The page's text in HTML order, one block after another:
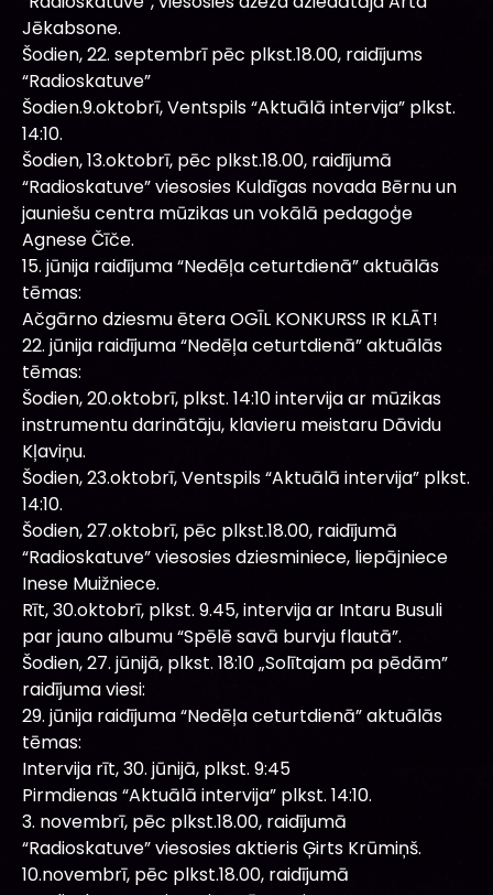
Jēkabsone.
Šodien, 22. septembrī pēc plkst.18.00, raidījums
“Radioskatuve”
Šodien.9.oktobrī, Ventspils “Aktuālā intervija” plkst.
14:10.
Šodien, 13.oktobrī, pēc plkst.18.00, raidījumā
“Radioskatuve” viesosies Kuldīgas novada Bērnu un
jauniešu centra mūzikas un vokālā pedagoģe
Agnese Čīče.
15. jūnija raidījuma “Nedēļa ceturtdienā” aktuālās
tēmas:
Ačgārno dziesmu ētera OGĪL KONKURSS IR KLĀT!
22. jūnija raidījuma “Nedēļa ceturtdienā” aktuālās
tēmas:
Šodien, 20.oktobrī, plkst. 14:10 intervija ar mūzikas
instrumentu darinātāju, klavieru meistaru Dāvidu
Kļaviņu.
Šodien, 23.oktobrī, Ventspils “Aktuālā intervija” plkst.
14:10.
Šodien, 27.oktobrī, pēc plkst.18.00, raidījumā
“Radioskatuve” viesosies dziesminiece, liepājniece
Inese Muižniece.
Rīt, 30.oktobrī, plkst. 9.45, intervija ar Intaru Busuli
par jauno albumu “Spēlē savā burvju flautā”.
Šodien, 27. jūnijā, plkst. 18:10 „Solītajam pa pēdām”
raidījuma viesi:
29. jūnija raidījuma “Nedēļa ceturtdienā” aktuālās
tēmas:
Intervija rīt, 30. jūnijā, plkst. 9:45
Pirmdienas “Aktuālā intervija” plkst. 14:10.
3. novembrī, pēc plkst.18.00, raidījumā
“Radioskatuve” viesosies aktieris Ģirts Krūmiņš.
10.novembrī, pēc plkst.18.00, raidījumā